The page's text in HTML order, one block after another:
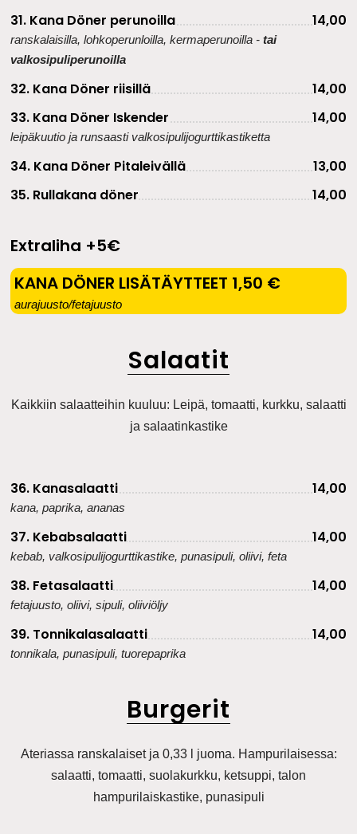
31. Kana Döner perunoilla 14,00
ranskalaisilla, lohkoperunloilla, kermaperunoilla -tai
valkosipuliperunoilla
32. Kana Döner riisillä
14,00
33. Kana Döner Iskender
14,00
leipäkuutio ja runsaasti valkosipulijogurttikastiketta
34. Kana Döner Pitaleivällä
13,00
35. Rullakana döner
14,00
Extraliha +5€​
KANA DÖNER LISÄTÄYTTEET 1,50 €
aurajuusto/fetajuusto
Salaatit
Kaikkiin salaatteihin kuuluu: Leipä, tomaatti, kurkku, salaatti
ja salaatinkastike
36. Kanasalaatti 14,00
kana, paprika, ananas
37. Kebabsalaatti 14,00
kebab, valkosipulijogurttikastike, punasipuli, oliivi, feta
38. Fetasalaatti 14,00
fetajuusto, oliivi, sipuli, oliiviöljy
39. Tonnikalasalaatti 14,00
tonnikala, punasipuli, tuorepaprika
Burgerit
Ateriassa ranskalaiset ja 0,33 l juoma. Hampurilaisessa:
salaatti, tomaatti, suolakurkku, ketsuppi, talon
hampurilaiskastike, punasipuli